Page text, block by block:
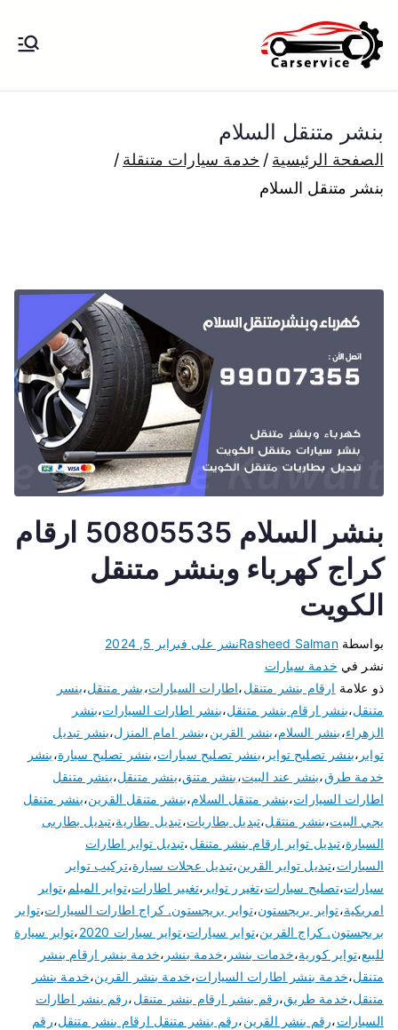
إلى
المحتوى
الكويت
بنشر متنقل الكويت كهرباء وبنشر تبديل
بارخص الاسعاربنشر متنقل السلام
الصفحة الرئيسية
خدمة سيارات متنقلة
بنشر متنقل السلام
بنشر السلام 50805535 ارقام
كراج كهرباء وبنشر متنقل
الكويت
بواسطةRasheed Salmanنشر على فبراير 5, 2024
نشر في خدمة سيارات
ذو علامة ارقام بنشر متنقل،اطارات السيارات،بشر متنقل،بنسر
متنقل،بنشر ارقام بنشر متنقل،بنشر اطارات السيارات،بنشر
الزهراء،بنشر السلام،بنشر القرين،بنشر امام المنزل،بنشر تبديل
تواير ،بنشر تصليح تواير ،بنشر تصليح سيارات،بنشر تصليح سيارة،بنشر
خدمة طرق،بنشر عند البيت،بنشر متنق،بنشر متنقل،بنشر متنقل
اطارات السيارات،بنشر متنقل السلام،بنشر متنقل القرين،بنشر متنقل
يجي البيت،بنشر منتقل،تبديل بطاريات،تبديل بطارية،تبديل بطاريى
السيارة،تبديل تواير ارقام بنشر متنقل،تبديل تواير اطارات
السيارات،تبديل تواير القرين،تبديل عجلات سيارة،تركيب تواير
سيارات،تصليح سيارات،تغيرر تواير ،تغيير اطارات،تواير الميلم،تواير
امريكية،تواير بريجستون،تواير بريجستون. كراج اطارات السيارات،تواير
بريجستون. كراج القرين،تواير سيارات،تواير سيارات 2020 ،تواير سيارة
للبيع،تواير كورية،خدمات بنشر ،خدمة بنشر ،خدمة بنشر ارقام بنشر
متنقل،خدمة بنشر اطارات السيارات،خدمة بنشر القرين،خدمة بنشر
متنقل،خدمة طريق،رقم بنشر ارقام بنشر متنقل،رقم بنشر اطارات
السيارات،رقم بنشر القرين،رقم بنشر متنقل ارقام بنشر متنقل،رقم